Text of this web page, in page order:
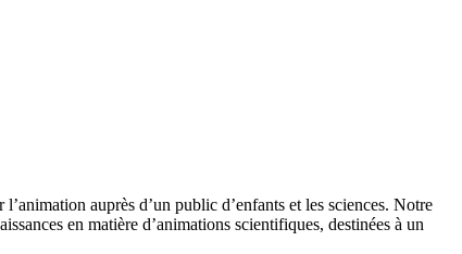
auprès d’un public d’enfants et les sciences. Notre
en matière d’animations scientifiques, destinées à un